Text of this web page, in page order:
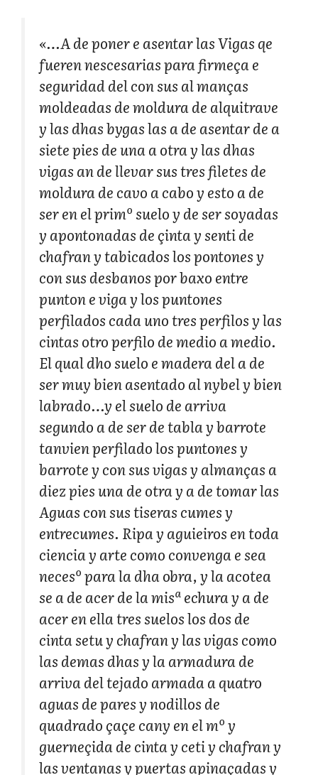
«…A de poner e asentar las Vigas qe
fueren nescesarias para firmeça e
seguridad del con sus al manças
moldeadas de moldura de alquitrave
y las dhas bygas las a de asentar de a
siete pies de una a otra y las dhas
vigas an de llevar sus tres filetes de
moldura de cavo a cabo y esto a de
ser en el primº suelo y de ser soyadas
y apontonadas de çinta y senti de
chafran y tabicados los pontones y
con sus desbanos por baxo entre
punton e viga y los puntones
perfilados cada uno tres perfilos y las
cintas otro perfilo de medio a medio.
El qual dho suelo e madera del a de
ser muy bien asentado al nybel y bien
labrado…y el suelo de arriva
segundo a de ser de tabla y barrote
tanvien perfilado los puntones y
barrote y con sus vigas y almanças a
diez pies una de otra y a de tomar las
Aguas con sus tiseras cumes y
entrecumes. Ripa y aguieiros en toda
ciencia y arte como convenga e sea
necesº para la dha obra, y la acotea
se a de acer de la misª echura y a de
acer en ella tres suelos los dos de
cinta setu y chafran y las vigas como
las demas dhas y la armadura de
arriva del tejado armada a quatro
aguas de pares y nodillos de
quadrado çaçe cany en el mº y
guerneçida de cinta y ceti y chafran y
las ventanas y puertas apinaçadas y